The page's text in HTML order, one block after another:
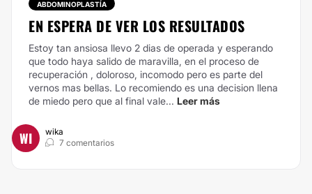
ABDOMINOPLASTÍA
EN ESPERA DE VER LOS RESULTADOS
Estoy tan ansiosa llevo 2 dias de operada y esperando
que todo haya salido de maravilla, en el proceso de
recuperación , doloroso, incomodo pero es parte del
vernos mas bellas. Lo recomiendo es una decision llena
de miedo pero que al final vale... Leer más
WI
wika
7 comentarios